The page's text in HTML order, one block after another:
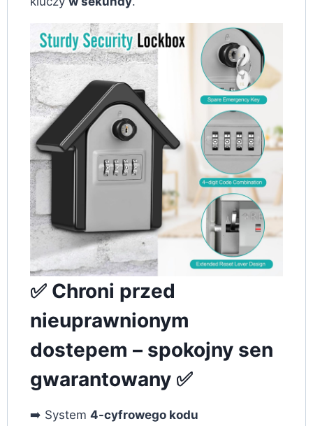
✅ Chroni przed
nieuprawnionym
dostepem – spokojny sen
gwarantowany ✅
➡️ System 4-cyfrowego kodu